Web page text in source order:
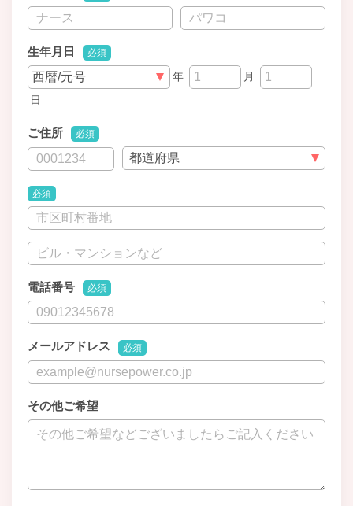
生年月日 必須
年
月
日
ご住所 必須
必須
電話番号 必須
メールアドレス 必須
その他ご希望